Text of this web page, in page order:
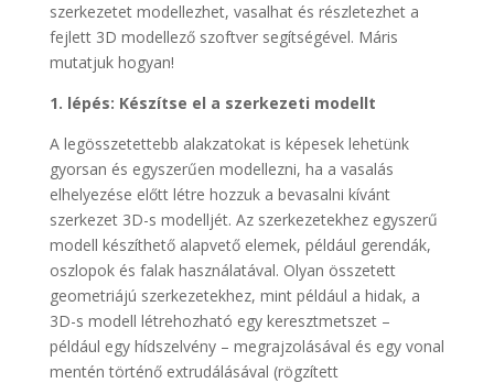
szerkezetet modellezhet, vasalhat és részletezhet a
fejlett 3D modellező szoftver segítségével. Máris
mutatjuk hogyan!
1. lépés: Készítse el a szerkezeti modellt
A legösszetettebb alakzatokat is képesek lehetünk
gyorsan és egyszerűen modellezni, ha a vasalás
elhelyezése előtt létre hozzuk a bevasalni kívánt
szerkezet 3D-s modelljét. Az szerkezetekhez egyszerű
modell készíthető alapvető elemek, például gerendák,
oszlopok és falak használatával. Olyan összetett
geometriájú szerkezetekhez, mint például a hidak, a
3D-s modell létrehozható egy keresztmetszet –
például egy hídszelvény – megrajzolásával és egy vonal
mentén történő extrudálásával (rögzített